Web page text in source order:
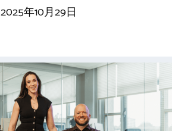
2025年10月29日